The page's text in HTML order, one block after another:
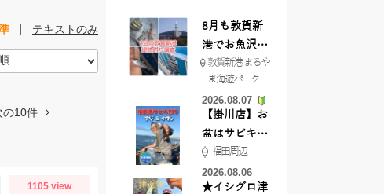
テキストのみ
の10件
1105 view
8月も敦賀新
港でお魚沢山
♪ イシグロ彦
根店
敦賀新港 まるや
ま海遊パーク
2026.08.07
【掛川店】お
盆はサビキ釣
りいきません
か?
福田周辺
2026.08.06
★イシグロ津